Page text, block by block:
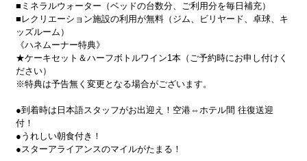
■ミネラルウォーター（ベッドの台数分、ご利用分を毎日補充）
■レクリエーション施設の利用が無料（ジム、ビリヤード、卓球、キ
ッズルーム）
《ハネムーナー特典》
★ケーキセット＆ハーフボトルワイン1本（ご予約時にお申し付けく
ださい）
※特典は予告無く変更となる場合がございます。
●到着時は日本語スタッフがお出迎え！空港⇔ホテル間 往復送迎
付！
●うれしい朝食付き！
●スターアライアンスのマイルがたまる！